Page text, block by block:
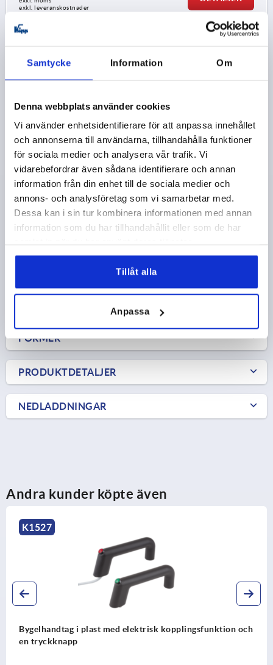
Samtycke Information Om
Denna webbplats använder cookies
Vi använder enhetsidentifierare för att anpassa innehållet
och annonserna till användarna, tillhandahålla funktioner
för sociala medier och analysera vår trafik. Vi
vidarebefordrar även sådana identifierare och annan
information från din enhet till de sociala medier och
annons- och analysföretag som vi samarbetar med.
Dessa kan i sin tur kombinera informationen med annan
information som du har tillhandahållit eller som de har
Tillåt alla
Anpassa
2) Röd LED
3) Grön LED
4) Tryckknapp
5) Kontakt, M12x1
exkl. leveranskostnader
RÖRHANDTAG MED ELEKTR. KOPPL.FUNKTION, 1
TRYCKKNAPP, FORM:B MED NÖDSTOPP, L=230, A=180,
D=8,5, PVC SVART, KOMP:POLYAMID SVART
HÅLAVSTÅND=180 FÄSTHÅL=8,5
LÄNGD=230
BÄRFÖRMÅGA N =1000
FORM=B B=48
H=80
H1=10
L1=13 L2=30
exkl. leveranskostnader
FORMER
PRODUKTDETALJER
NEDLADDNINGAR
Andra kunder köpte även
K1527
Bygelhandtag i plast med elektrisk kopplingsfunktion och
en tryckknapp